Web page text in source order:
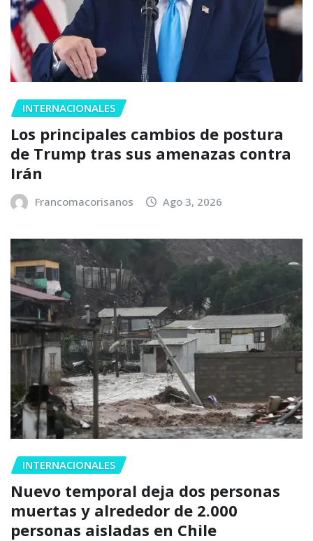
INTERNACIONALES
Los principales cambios de postura
de Trump tras sus amenazas contra
Irán
Francomacorisanos Ago 3, 2026
INTERNACIONALES
Nuevo temporal deja dos personas
muertas y alrededor de 2.000
personas aisladas en Chile